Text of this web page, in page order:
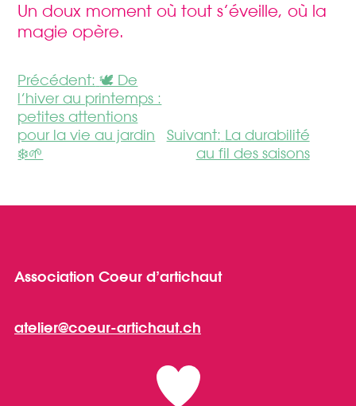
Un doux moment où tout s’éveille, où la
magie opère.
navigation
de
l’article
Précédent: 🕊️ De
l’hiver au printemps :
petites attentions
pour la vie au jardin
❄️🌱
Suivant: La durabilité
au fil des saisons
Association Coeur d’artichaut
atelier@coeur-artichaut.ch